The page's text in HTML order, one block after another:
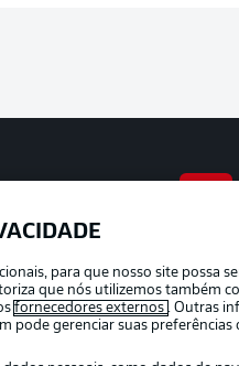
para que nosso site possa
que nós utilizemos também
fornecedores externos . Outras
pode gerenciar suas preferências